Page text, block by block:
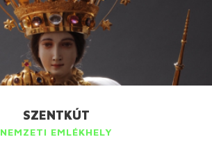
SZENTKÚT
NEMZETI EMLÉKHELY